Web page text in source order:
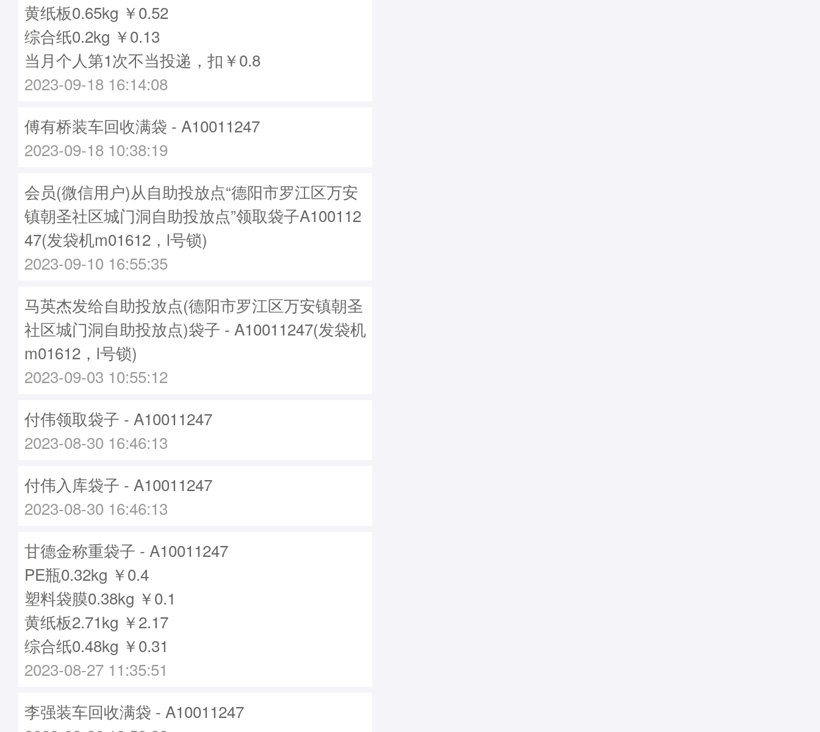
黄纸板0.65kg ￥0.52
综合纸0.2kg ￥0.13
当月个人第1次不当投递，扣￥0.8
2023-09-18 16:14:08
傅有桥装车回收满袋 - A10011247
2023-09-18 10:38:19
会员(微信用户)从自助投放点“德阳市罗江区万安
镇朝圣社区城门洞自助投放点”领取袋子A100112
47(发袋机m01612，l号锁)
2023-09-10 16:55:35
马英杰发给自助投放点(德阳市罗江区万安镇朝圣
社区城门洞自助投放点)袋子 - A10011247(发袋机
m01612，l号锁)
2023-09-03 10:55:12
付伟领取袋子 - A10011247
2023-08-30 16:46:13
付伟入库袋子 - A10011247
2023-08-30 16:46:13
甘德金称重袋子 - A10011247
PE瓶0.32kg ￥0.4
塑料袋膜0.38kg ￥0.1
黄纸板2.71kg ￥2.17
综合纸0.48kg ￥0.31
2023-08-27 11:35:51
李强装车回收满袋 - A10011247